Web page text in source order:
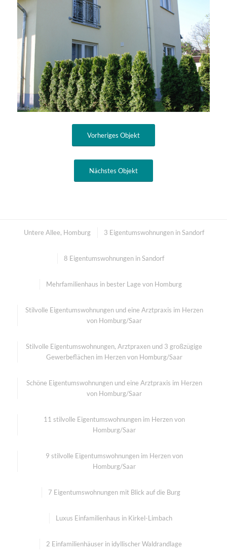
Vorheriges Objekt
Nächstes Objekt
Untere Allee, Homburg 3 Eigentums­wohnungen in Sandorf
8 Eigentums­wohnungen in Sandorf
Mehrfamilienhaus in bester Lage von Homburg
Stilvolle Eigentumswohnungen und eine Arztpraxis im Herzen
von Homburg/Saar
Stilvolle Eigentumswohnungen, Arztpraxen und 3 großzügige
Gewerbeflächen im Herzen von Homburg/Saar
Schöne Eigentumswohnungen und eine Arztpraxis im Herzen
von Homburg/Saar
11 stilvolle Eigentumswohnungen im Herzen von
Homburg/Saar
9 stilvolle Eigentumswohnungen im Herzen von
Homburg/Saar
7 Eigentumswohnungen mit Blick auf die Burg
Luxus Einfamilienhaus in Kirkel-Limbach
2 Einfamilienhäuser in idyllischer Waldrandlage